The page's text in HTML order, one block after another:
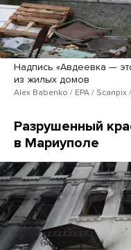
Надпись «Авдеевка —
из жилых домов
Alex Babenko / EPA / Scanpix
Разрушенный
в Мариуполе